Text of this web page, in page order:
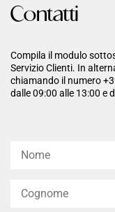
un’idratazione duratura,
riducendo visibilmente
e luminosa, con un
lifting che dona un
disteso e più giovane.
Contatti
Compila il modulo
Servizio Clienti. In
chiamando il numero
dalle 09:00 alle 13:00 e